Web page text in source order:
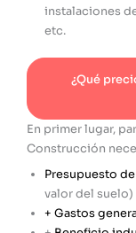
instalaciones
etc.
¿Qué
En primer lugar,
Construcción
Presupuesto
valor del suelo)
+ Gastos